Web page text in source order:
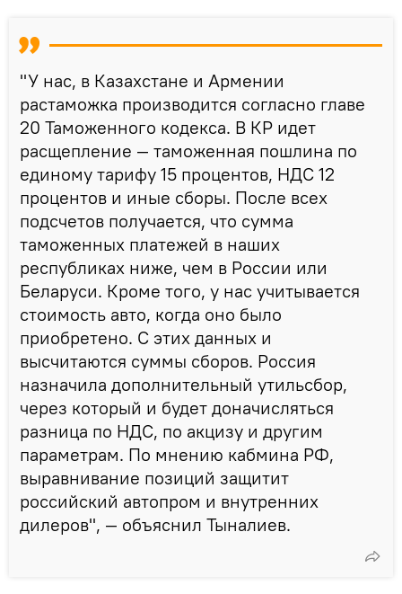
"У нас, в Казахстане и Армении
растаможка производится согласно главе
20 Таможенного кодекса. В КР идет
расщепление — таможенная пошлина по
единому тарифу 15 процентов, НДС 12
процентов и иные сборы. После всех
подсчетов получается, что сумма
таможенных платежей в наших
республиках ниже, чем в России или
Беларуси. Кроме того, у нас учитывается
стоимость авто, когда оно было
приобретено. С этих данных и
высчитаются суммы сборов. Россия
назначила дополнительный утильсбор,
через который и будет доначисляться
разница по НДС, по акцизу и другим
параметрам. По мнению кабмина РФ,
выравнивание позиций защитит
российский автопром и внутренних
дилеров", — объяснил Тыналиев.